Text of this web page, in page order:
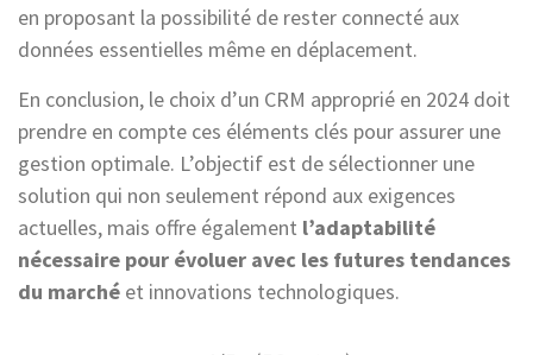
en proposant la possibilité de rester connecté aux
données essentielles même en déplacement.
En conclusion, le choix d’un CRM approprié en 2024 doit
prendre en compte ces éléments clés pour assurer une
gestion optimale. L’objectif est de sélectionner une
solution qui non seulement répond aux exigences
actuelles, mais offre également l’adaptabilité
nécessaire pour évoluer avec les futures tendances
du marché et innovations technologiques.